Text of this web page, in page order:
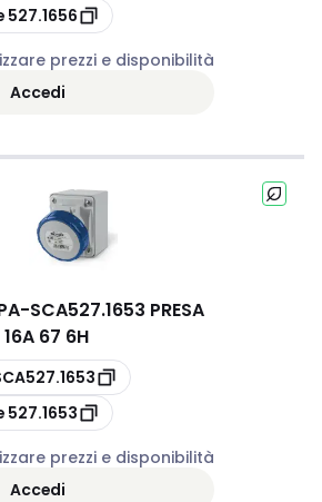
527.1656
prezzi e disponibilità
Accedi
-SCA527.1653 PRESA
67 6H
527.1653
prezzi e disponibilità
Accedi